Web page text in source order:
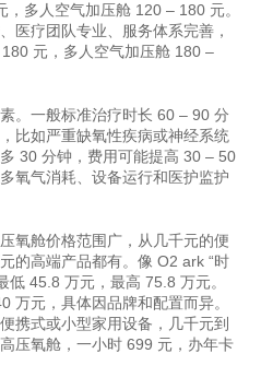
多人空气加压舱 120 – 180 元。
医疗团队专业、服务体系完善，
元，多人空气加压舱 180 –
。一般标准治疗时长 60 – 90 分
比如严重缺氧性疾病或神经系统
30 分钟，费用可能提高 30 – 50
氧气消耗、设备运行和医护监护
氧舱价格范围广，从几千元的便
的高端产品都有。像 O2 ark “时
低 45.8 万元，最高 75.8 万元。
万元，具体因品牌和配置而异。
携式或小型家用设备，几千元到
压氧舱，一小时 699 元，办年卡